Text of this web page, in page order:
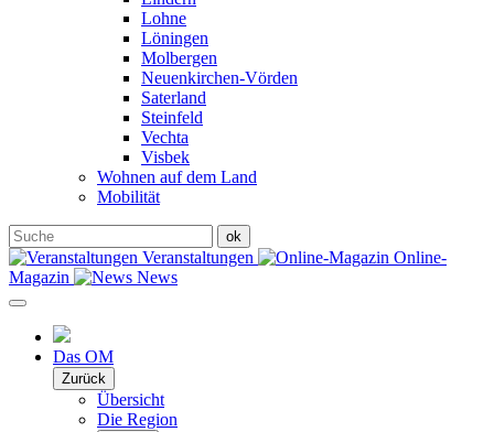
Lohne
Löningen
Molbergen
Neuenkirchen-Vörden
Saterland
Steinfeld
Vechta
Visbek
Wohnen auf dem Land
Mobilität
Veranstaltungen
Online-
Magazin
News
Das OM
Zurück
Übersicht
Die Region